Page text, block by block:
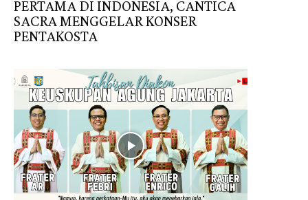
PERTAMA DI INDONESIA, CANTICA
SACRA MENGGELAR KONSER
PENTAKOSTA